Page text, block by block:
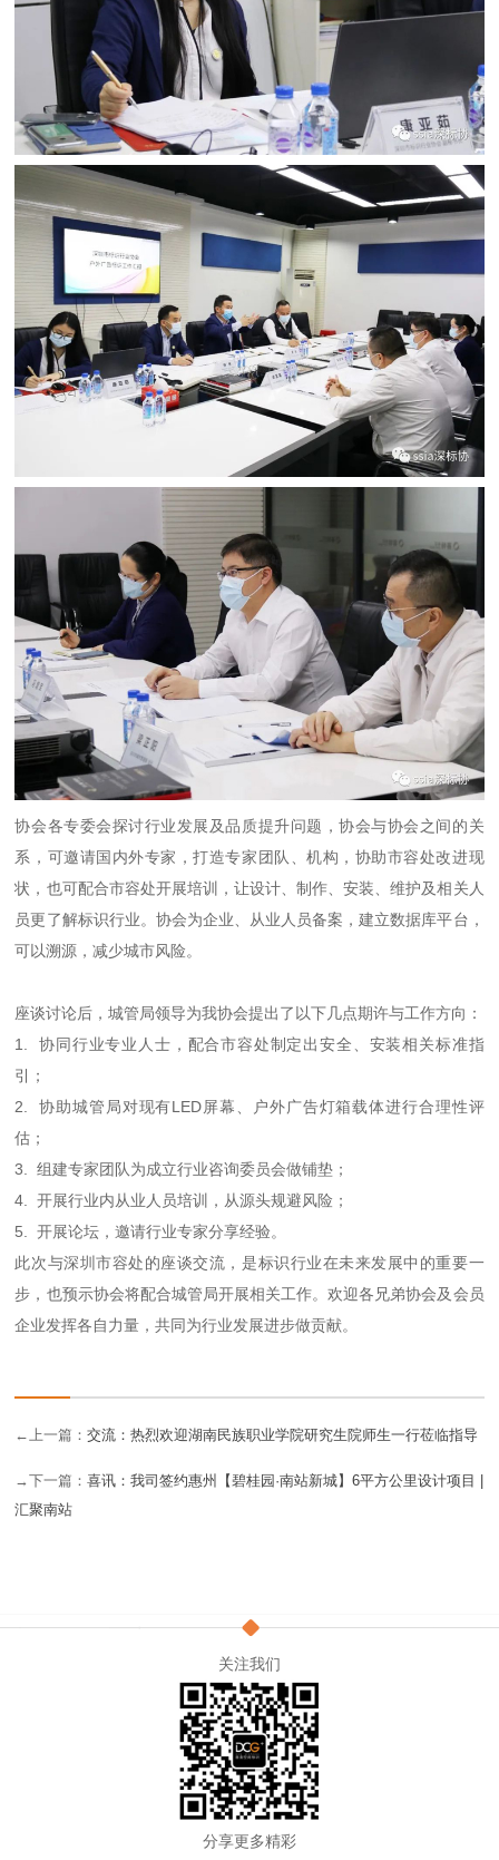
协会各专委会探讨行业发展及品质提升问题，协会与协会之间的关
系，可邀请国内外专家，打造专家团队、机构，协助市容处改进现
状，也可配合市容处开展培训，让设计、制作、安装、维护及相关人
员更了解标识行业。协会为企业、从业人员备案，建立数据库平台，
可以溯源，减少城市风险。
座谈讨论后，城管局领导为我协会提出了以下几点期许与工作方向：
1. 协同行业专业人士，配合市容处制定出安全、安装相关标准指
引；
2. 协助城管局对现有LED屏幕、户外广告灯箱载体进行合理性评
估；
3. 组建专家团队为成立行业咨询委员会做铺垫；
4. 开展行业内从业人员培训，从源头规避风险；
5. 开展论坛，邀请行业专家分享经验。
此次与深圳市容处的座谈交流，是标识行业在未来发展中的重要一
步，也预示协会将配合城管局开展相关工作。欢迎各兄弟协会及会员
企业发挥各自力量，共同为行业发展进步做贡献。
←上一篇：交流：热烈欢迎湖南民族职业学院研究生院师生一行莅临指导
→下一篇：喜讯：我司签约惠州【碧桂园·南站新城】6平方公里设计项目 |
汇聚南站
关注我们
分享更多精彩